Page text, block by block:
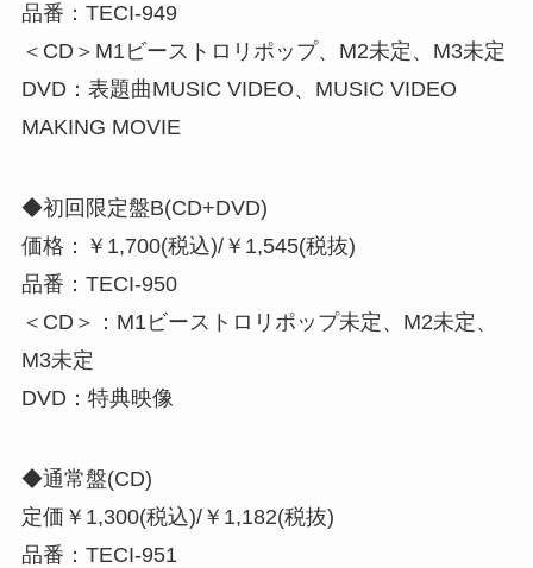
品番：TECI-949
＜CD＞M1ビーストロリポップ、M2未定、M3未定
DVD：表題曲MUSIC VIDEO、MUSIC VIDEO
MAKING MOVIE
◆初回限定盤B(CD+DVD)
価格：￥1,700(税込)/￥1,545(税抜)
品番：TECI-950
＜CD＞：M1ビーストロリポップ未定、M2未定、
M3未定
DVD：特典映像
◆通常盤(CD)
定価￥1,300(税込)/￥1,182(税抜)
品番：TECI-951